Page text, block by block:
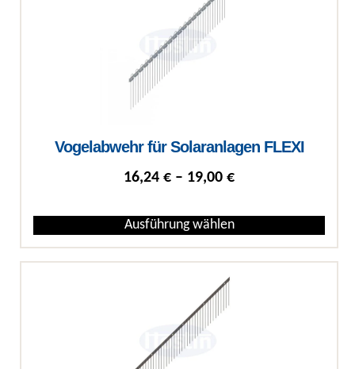
Vogelabwehr für Solaranlagen FLEXI
16,24 € – 19,00 €Preisspanne:
Ausführung wählen